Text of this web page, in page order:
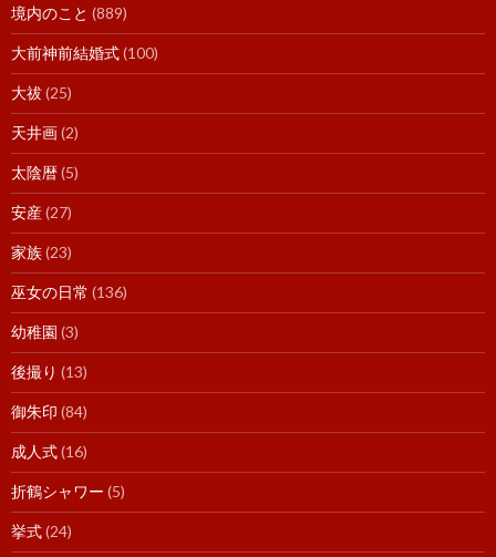
境内のこと (889)
大前神前結婚式(100)
大祓(25)
天井画(2)
太陰暦(5)
安産(27)
家族(23)
巫女の日常 (136)
幼稚園 (3)
後撮り (13)
御朱印 (84)
成人式(16)
折鶴シャワー (5)
挙式(24)